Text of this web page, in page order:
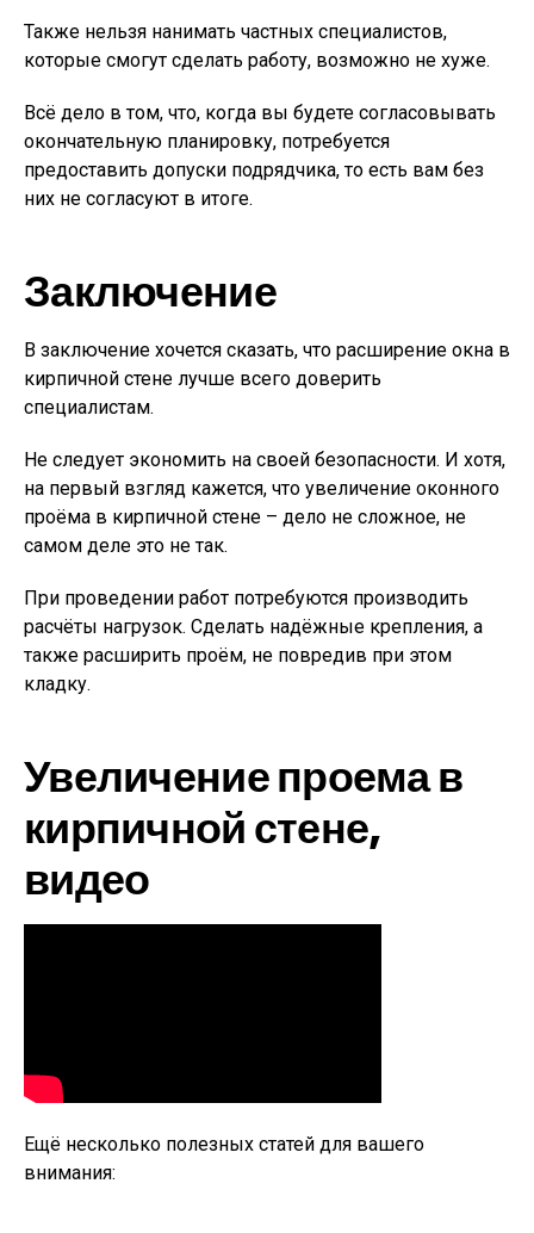
Также нельзя нанимать частных специалистов,
которые смогут сделать работу, возможно не хуже.
Всё дело в том, что, когда вы будете согласовывать
окончательную планировку, потребуется
предоставить допуски подрядчика, то есть вам без
них не согласуют в итоге.
Заключение
В заключение хочется сказать, что расширение окна в
кирпичной стене лучше всего доверить
специалистам.
Не следует экономить на своей безопасности. И хотя,
на первый взгляд кажется, что увеличение оконного
проёма в кирпичной стене – дело не сложное, не
самом деле это не так.
При проведении работ потребуются производить
расчёты нагрузок. Сделать надёжные крепления, а
также расширить проём, не повредив при этом
кладку.
Увеличение проема в
кирпичной стене,
видео
Ещё несколько полезных статей для вашего
внимания: